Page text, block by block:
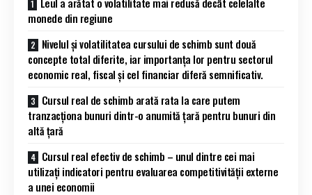
monede din regiune
Nivelul și volatilitatea cursului de schimb sunt două
concepte total diferite, iar importanța lor pentru sectorul
economic real, fiscal și cel financiar diferă semnificativ.
Cursul real de schimb arată rata la care putem
tranzacționa bunuri dintr-o anumită țară pentru bunuri din
altă țară
Cursul real efectiv de schimb – unul dintre cei mai
utilizați indicatori pentru evaluarea competitivității externe
a unei economii